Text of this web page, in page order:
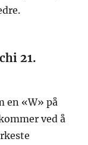
21.
en «W» på
ved å